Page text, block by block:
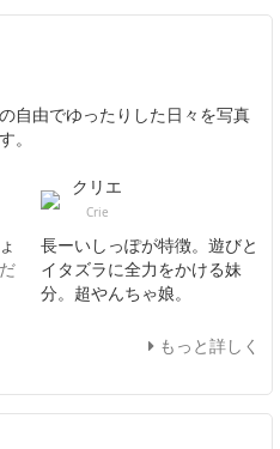
自由でゆったりした日々を写真
。
だ
クリエ
Crie
長ーいしっぽが特徴。遊びと
イタズラに全力をかける妹
分。超やんちゃ娘。
もっと詳しく